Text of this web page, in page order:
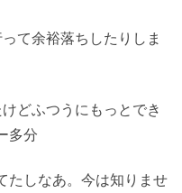
て余裕落ちしたりしま
どふつうにもっとでき
多分
たしなあ。今は知りませ